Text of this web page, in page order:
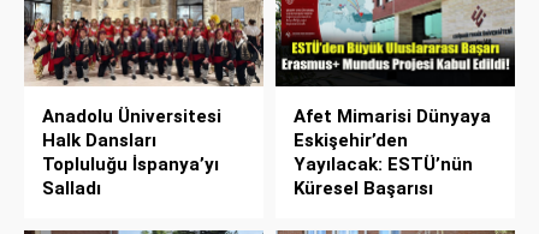
Anadolu Üniversitesi
Halk Dansları
Topluluğu İspanya’yı
Salladı
Afet Mimarisi Dünyaya
Eskişehir’den
Yayılacak: ESTÜ’nün
Küresel Başarısı